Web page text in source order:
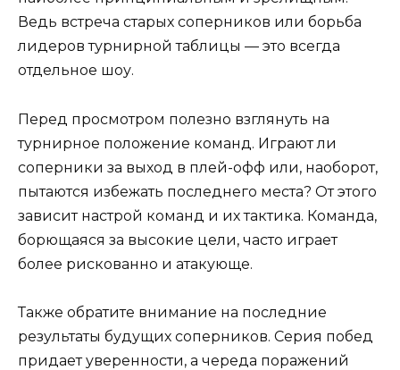
Ведь встреча старых соперников или борьба
лидеров турнирной таблицы — это всегда
отдельное шоу.
Перед просмотром полезно взглянуть на
турнирное положение команд. Играют ли
соперники за выход в плей-офф или, наоборот,
пытаются избежать последнего места? От этого
зависит настрой команд и их тактика. Команда,
борющаяся за высокие цели, часто играет
более рискованно и атакующе.
Также обратите внимание на последние
результаты будущих соперников. Серия побед
придает уверенности, а череда поражений